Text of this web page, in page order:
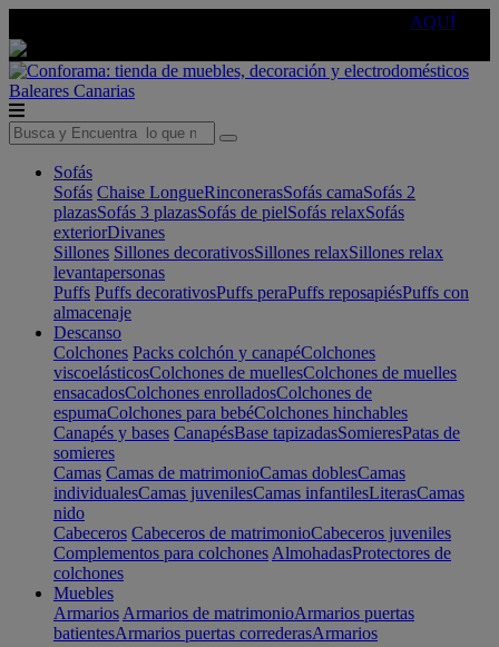
AQUÍ
Baleares Canarias
Sofás
Sofás Chaise LongueRinconerasSofás camaSofás 2
plazasSofás 3 plazasSofás de pielSofás relaxSofás
exteriorDivanes
Sillones Sillones decorativosSillones relaxSillones relax
levantapersonas
Puffs Puffs decorativosPuffs peraPuffs reposapiésPuffs con
almacenaje
Descanso
Colchones Packs colchón y canapéColchones
viscoelásticosColchones de muellesColchones de muelles
ensacadosColchones enrolladosColchones de
espumaColchones para bebéColchones hinchables
Canapés y bases CanapésBase tapizadasSomieresPatas de
somieres
Camas Camas de matrimonioCamas doblesCamas
individualesCamas juvenilesCamas infantilesLiterasCamas
nido
Cabeceros Cabeceros de matrimonioCabeceros juveniles
Complementos para colchones AlmohadasProtectores de
colchones
Muebles
Armarios Armarios de matrimonioArmarios puertas
batientesArmarios puertas correderasArmarios